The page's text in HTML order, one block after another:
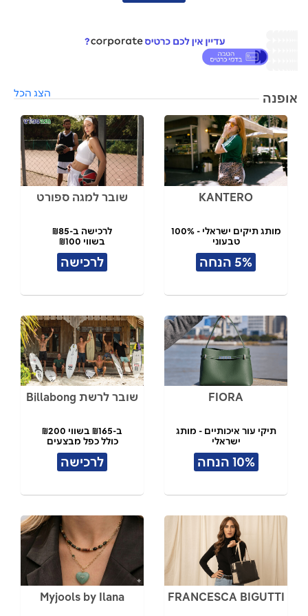
אופנה הצג הכל
KANTERO
מותג תיקים ישראלי - 100%
טבעוני
תל אביב
5% הנחה
שובר למגה ספורט
לרכישה ב-₪85
בשווי ₪100
לרכישה
FIORA
תיקי עור איכותיים - מותג
ישראלי
10% הנחה
שובר לרשת Billabong
ב-₪165 בשווי ₪200
כולל כפל מבצעים
לרכישה
FRANCESCA BIGUTTI
Myjools by Ilana